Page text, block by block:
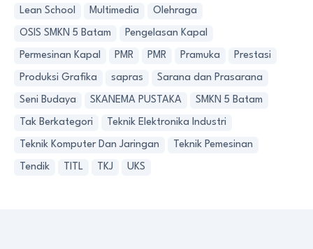
Lean School Multimedia Olehraga
OSIS SMKN 5 Batam Pengelasan Kapal
Permesinan Kapal PMR PMR Pramuka Prestasi
Produksi Grafika sapras Sarana dan Prasarana
Seni Budaya SKANEMA PUSTAKA SMKN 5 Batam
Tak Berkategori Teknik Elektronika Industri
Teknik Komputer Dan Jaringan Teknik Pemesinan
Tendik TITL TKJ UKS